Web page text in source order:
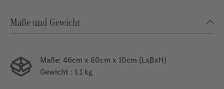
Maße und Gewicht
Maße: 46cm x 60cm x 10cm (LxBxH)
Gewicht : 1.1 kg